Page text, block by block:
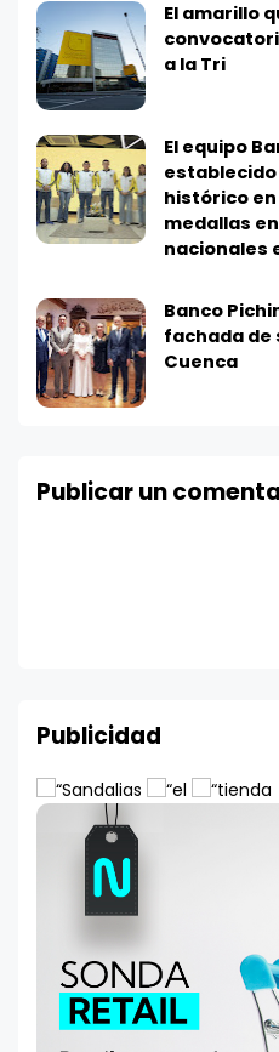
El amarillo
a la Tri
El equipo
histórico en
medallas
nacionales
Banco
fachada de
Cuenca
Publicar un
Publicidad